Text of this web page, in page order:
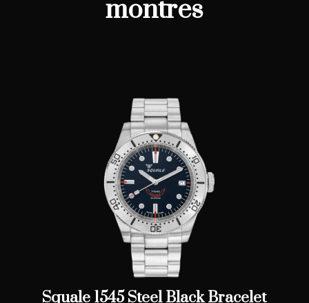
montres
Squale 1545 Steel Black Bracelet